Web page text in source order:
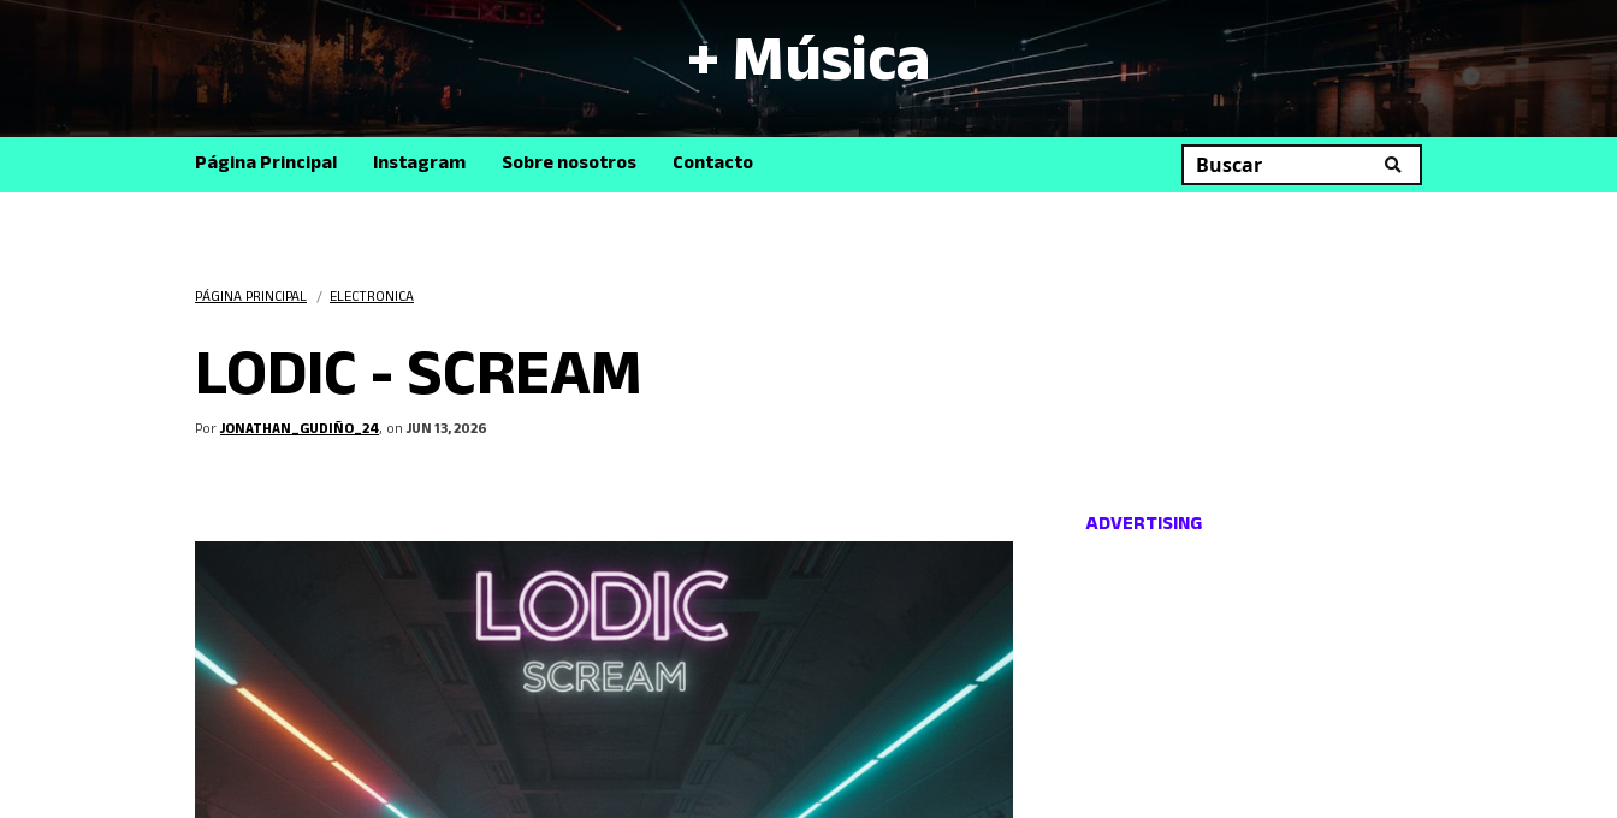
+ Música
Página Principal Instagram Sobre nosotros Contacto
PÁGINA PRINCIPAL / ELECTRONICA
LODIC - SCREAM
PorJONATHAN_GUDIÑO_24, onJUN 13, 2026
ADVERTISING